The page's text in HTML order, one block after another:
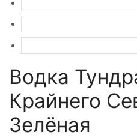
Водка
Крайнего
Зелёная